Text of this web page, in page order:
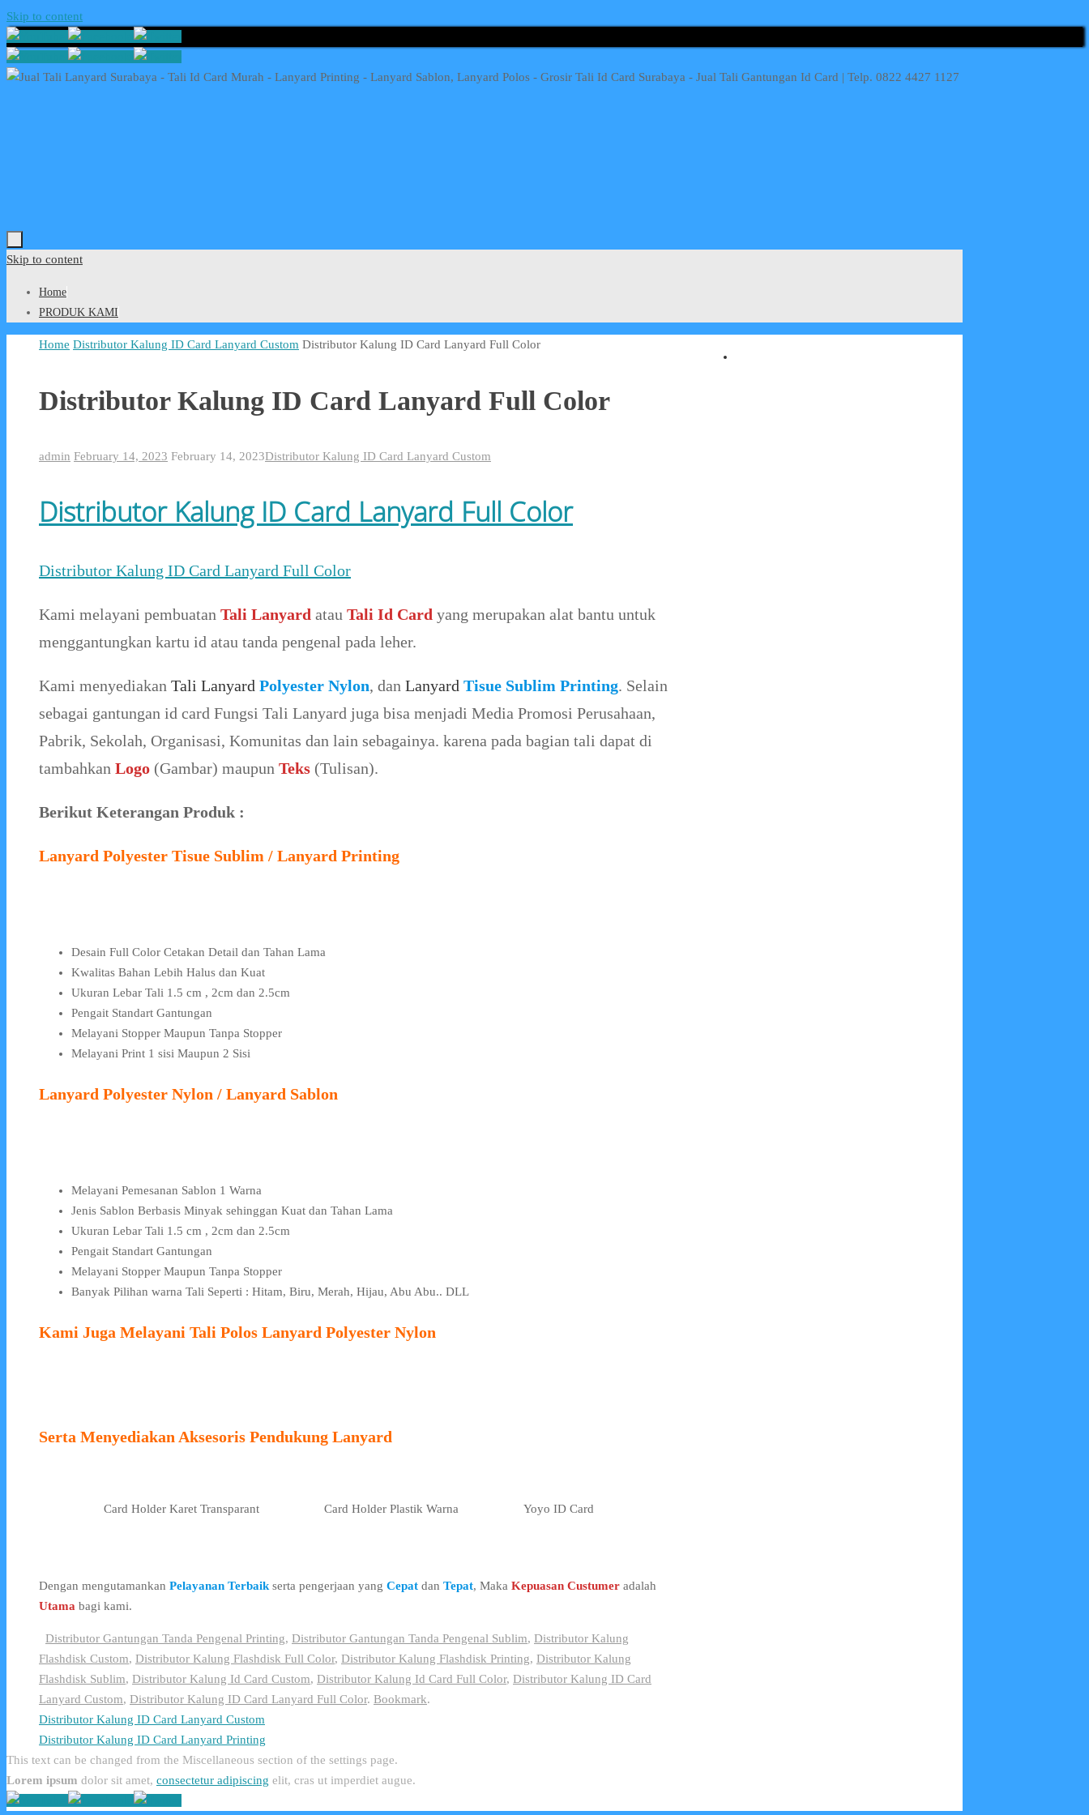
Skip to content
Skip to content
Home
PRODUK KAMI
Home Distributor Kalung ID Card Lanyard Custom Distributor Kalung ID Card Lanyard Full Color
Distributor Kalung ID Card Lanyard Full Color
admin February 14, 2023 February 14, 2023Distributor Kalung ID Card Lanyard Custom
Distributor Kalung ID Card Lanyard Full Color
Distributor Kalung ID Card Lanyard Full Color
Kami melayani pembuatan Tali Lanyard atau Tali Id Card yang merupakan alat bantu untuk
menggantungkan kartu id atau tanda pengenal pada leher.
Kami menyediakan Tali Lanyard Polyester Nylon, dan Lanyard Tisue Sublim Printing. Selain
sebagai gantungan id card Fungsi Tali Lanyard juga bisa menjadi Media Promosi Perusahaan,
Pabrik, Sekolah, Organisasi, Komunitas dan lain sebagainya. karena pada bagian tali dapat di
tambahkan Logo (Gambar) maupun Teks (Tulisan).
Berikut Keterangan Produk :
Lanyard Polyester Tisue Sublim / Lanyard Printing
Desain Full Color Cetakan Detail dan Tahan Lama
Kwalitas Bahan Lebih Halus dan Kuat
Ukuran Lebar Tali 1.5 cm , 2cm dan 2.5cm
Pengait Standart Gantungan
Melayani Stopper Maupun Tanpa Stopper
Melayani Print 1 sisi Maupun 2 Sisi
Lanyard Polyester Nylon / Lanyard Sablon
Melayani Pemesanan Sablon 1 Warna
Jenis Sablon Berbasis Minyak sehinggan Kuat dan Tahan Lama
Ukuran Lebar Tali 1.5 cm , 2cm dan 2.5cm
Pengait Standart Gantungan
Melayani Stopper Maupun Tanpa Stopper
Banyak Pilihan warna Tali Seperti : Hitam, Biru, Merah, Hijau, Abu Abu.. DLL
Kami Juga Melayani Tali Polos Lanyard Polyester Nylon
Serta Menyediakan Aksesoris Pendukung Lanyard
Card Holder Karet Transparant Card Holder Plastik Warna Yoyo ID Card
Dengan mengutamankan Pelayanan Terbaikserta pengerjaan yang Cepat dan Tepat, Maka Kepuasan Custumer adalah
Utama bagi kami.
Distributor Gantungan Tanda Pengenal Printing, Distributor Gantungan Tanda Pengenal Sublim, Distributor Kalung
Flashdisk Custom, Distributor Kalung Flashdisk Full Color, Distributor Kalung Flashdisk Printing, Distributor Kalung
Flashdisk Sublim, Distributor Kalung Id Card Custom, Distributor Kalung Id Card Full Color, Distributor Kalung ID Card
Lanyard Custom, Distributor Kalung ID Card Lanyard Full Color. Bookmark.
Distributor Kalung ID Card Lanyard Custom
Distributor Kalung ID Card Lanyard Printing
This text can be changed from the Miscellaneous section of the settings page.
Lorem ipsum dolor sit amet, consectetur adipiscing elit, cras ut imperdiet augue.